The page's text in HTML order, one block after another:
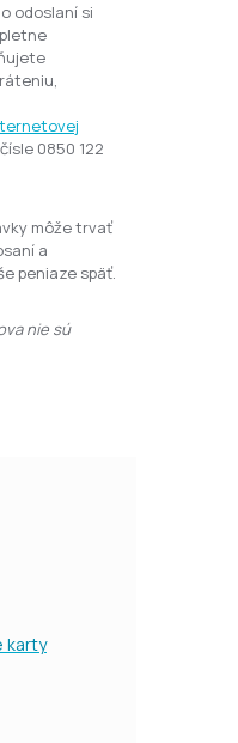
karty
odoslaní si
0850 122
môže trvať
a
peniaze späť.
nie sú